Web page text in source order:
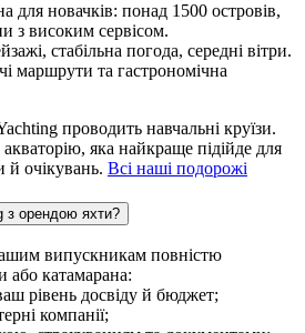
новачків: понад 1500 островів,
з високим сервісом.
стабільна погода, середні вітри.
маршрути та гастрономічна
проводить навчальні круїзи.
яка найкраще підійде для
й очікувань. Всі наші подорожі
з орендою яхти?
випускникам повністю
або катамарана:
рівень досвіду й бюджет;
компанії;